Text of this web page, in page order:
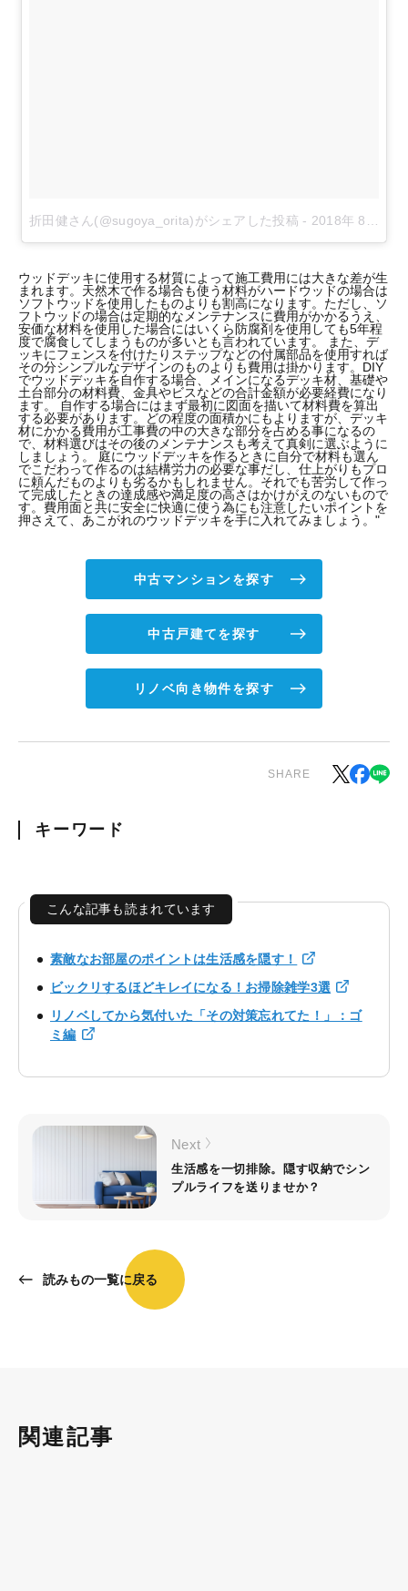
折田健さん(@sugoya_orita)がシェアした投稿 - 2018年 8月月5日午前4時59分PDT
ウッドデッキに使用する材質によって施工費用には大きな差が生
まれます。天然木で作る場合も使う材料がハードウッドの場合は
ソフトウッドを使用したものよりも割高になります。ただし、ソ
フトウッドの場合は定期的なメンテナンスに費用がかかるうえ、
安価な材料を使用した場合にはいくら防腐剤を使用しても5年程
度で腐食してしまうものが多いとも言われています。 また、デ
ッキにフェンスを付けたりステップなどの付属部品を使用すれば
その分シンプルなデザインのものよりも費用は掛かります。DIY
でウッドデッキを自作する場合、メインになるデッキ材、基礎や
土台部分の材料費、金具やビスなどの合計金額が必要経費になり
ます。 自作する場合にはまず最初に図面を描いて材料費を算出
する必要があります。どの程度の面積かにもよりますが、デッキ
材にかかる費用が工事費の中の大きな部分を占める事になるの
で、材料選びはその後のメンテナンスも考えて真剣に選ぶように
しましょう。 庭にウッドデッキを作るときに自分で材料も選ん
でこだわって作るのは結構労力の必要な事だし、仕上がりもプロ
に頼んだものよりも劣るかもしれません。それでも苦労して作っ
て完成したときの達成感や満足度の高さはかけがえのないもので
す。費用面と共に安全に快適に使う為にも注意したいポイントを
押さえて、あこがれのウッドデッキを手に入れてみましょう。"
中古マンションを探す
中古戸建てを探す
リノベ向き物件を探す
SHARE
キーワード
こんな記事も読まれています
素敵なお部屋のポイントは生活感を隠す！
ビックリするほどキレイになる！お掃除雑学3選
リノベしてから気付いた「その対策忘れてた！」：ゴ
ミ編
読みもの一覧に戻る
Next
生活感を一切排除。隠す収納でシン
プルライフを送りませか？
関連記事